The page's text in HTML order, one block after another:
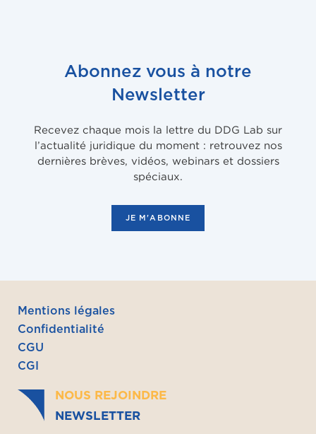
Abonnez vous à notre
Newsletter
Recevez chaque mois la lettre du DDG Lab sur
l’actualité juridique du moment : retrouvez nos
dernières brèves, vidéos, webinars et dossiers
spéciaux.
JE M'ABONNE
Mentions légales
Confidentialité
CGU
CGI
NOUS REJOINDRE
NEWSLETTER